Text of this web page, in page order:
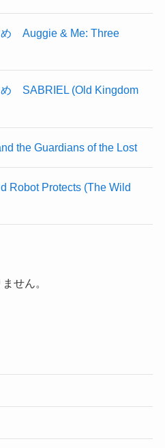
め Auggie & Me: Three
め SABRIEL (Old Kingdom
the Guardians of the Lost
Robot Protects (The Wild
せん。